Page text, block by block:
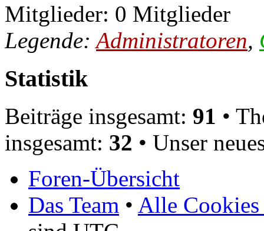
Mitglieder: 0 Mitglieder
Legende:Administratoren,
Statistik
Beiträge insgesamt: 91 •
insgesamt: 32 • Unser
Foren-Übersicht
Das Team • Alle Cookies